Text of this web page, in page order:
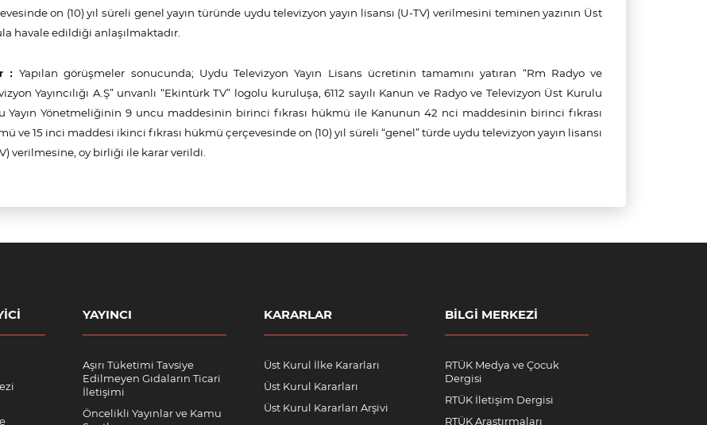
on (10) yıl süreli genel yayın türünde uydu televizyon yayın lisansı (U-TV) verilmesini teminenyazının Üst
havale edildiği anlaşılmaktadır.
: Yapılan görüşmeler sonucunda; Uydu Televizyon Yayın Lisans ücretinin tamamını yatıran “Rm Radyo ve
Yayıncılığı A.Ş” unvanlı “Ekintürk TV” logolu kuruluşa, 6112 sayılı Kanun ve Radyo ve Televizyon Üst Kurulu
Yayın Yönetmeliğinin 9 uncu maddesinin birinci fıkrası hükmü ile Kanunun 42 nci maddesinin birinci fıkrası
ve 15 inci maddesi ikinci fıkrası hükmü çerçevesinde on (10) yıl süreli “genel” türde uydu televizyon yayın lisansı
verilmesine, oy birliği ile karar verildi.
YAYINCI
Aşırı Tüketimi Tavsiye
Edilmeyen Gıdaların Ticari
İletişimi
Öncelikli Yayınlar ve Kamu
KARARLAR
Üst Kurul İlke Kararları
Üst Kurul Kararları
Üst Kurul Kararları Arşivi
BILGI MERKEZI
RTÜK Medya ve Çocuk
Dergisi
RTÜK İletişim Dergisi
RTÜK Araştırmaları